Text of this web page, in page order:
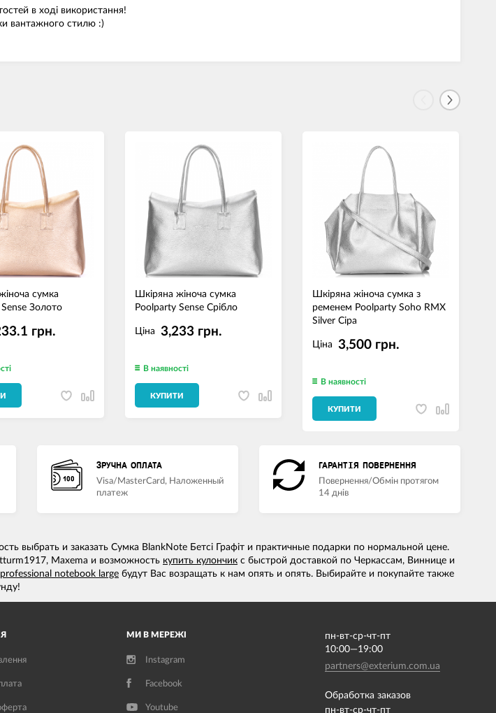
в ході використання!
вантажного стилю :)
сумка
Золото
грн.
Шкіряна жіноча сумка
Poolparty Sense Срібло
Ціна3,233 грн.
В наявності
КУПИТИ
Шкіряна жіноча сумка з
ременем Poolparty Soho RMX
Silver Сіра
Ціна 3,500 грн.
В наявності
КУПИТИ
ЗРУЧНА ОПЛАТА
Visa/MasterCard, Наложенный
платеж
ГАРАНТІЯ ПОВЕРНЕННЯ
Повернення/Обмін протягом
14 днів
выбрать и заказать Сумка BlankNote Бетсі Графіт и практичные подарки по нормальной цене.
Maxema и возможность купить кулончик с быстрой доставкой по Черкассам, Виннице и
notebook large будут Вас возращать к нам опять и опять. Выбирайте и покупайте также
МИ В МЕРЕЖІ
Instagram
Facebook
Youtube
пн-вт-ср-чт-пт
10:00—19:00
partners@exterium.com.ua
Обработка заказов
пн-вт-ср-чт-пт